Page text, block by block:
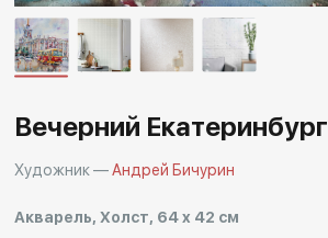
Вечерний Екатеринбург
Художник —Андрей Бичурин
Акварель, Холст, 64 x 42 см